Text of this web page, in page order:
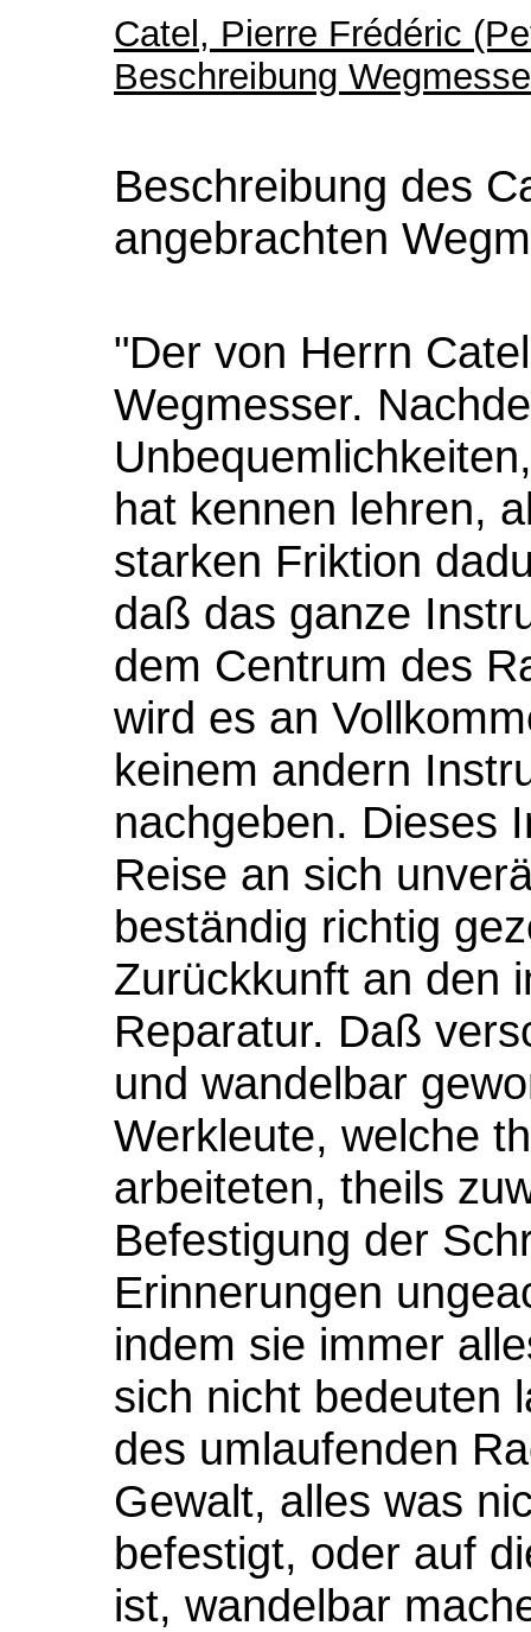
Catel, Pierre Frédéric
Beschreibung
Beschreibung des
angebrachten
"Der von Herrn
Wegmesser.
hat kennen lehren,
starken Friktion
daß das ganze
dem Centrum des
wird es an
keinem andern
nachgeben. Dieses
Reise an sich
beständig richtig
Zurückkunft an den
Reparatur. Daß
und wandelbar
Werkleute, welche
arbeiteten, theils
Befestigung der
Erinnerungen
indem sie immer
sich nicht bedeuten
des umlaufenden
Gewalt, alles was
befestigt, oder auf
ist, wandelbar